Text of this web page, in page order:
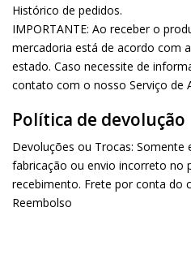
Histórico de pedidos.
IMPORTANTE: Ao receber o
mercadoria está de acordo com
estado. Caso necessite de
contato com o nosso Serviço de
Política de devolução
Devoluções ou Trocas: Somente
fabricação ou envio incorreto no
recebimento. Frete por conta do
Reembolso